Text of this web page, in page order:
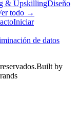
& UpskillingDiseño
todo →
Iniciar
de datos
Built by